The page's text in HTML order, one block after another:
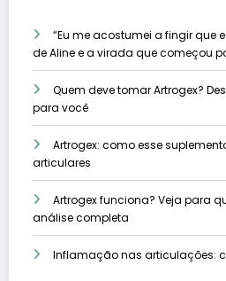
“Eu me acostumei a fingir que
de Aline e a virada que começou
Quem deve tomar Artrogex?
para você
Artrogex: como esse
articulares
Artrogex funciona? Veja para
análise completa
Inflamação nas articulações: